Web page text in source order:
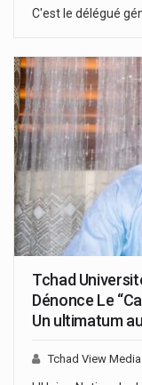
C'est le délégué
Tchad
Dénonce Le
Un ultimatum
Tchad View Media